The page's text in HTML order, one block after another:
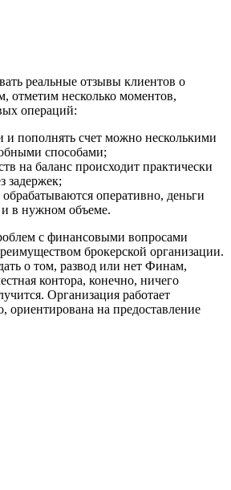
реальные отзывы клиентов о
отметим несколько моментов,
операций:
и пополнять счет можно несколькими
способами;
на баланс происходит практически
задержек;
оперативно, деньги
в нужном объеме.
с финансовыми вопросами
брокерской организации.
о том, развод или нет Финам,
контора, конечно, ничего
Организация работает
ориентирована на предоставление